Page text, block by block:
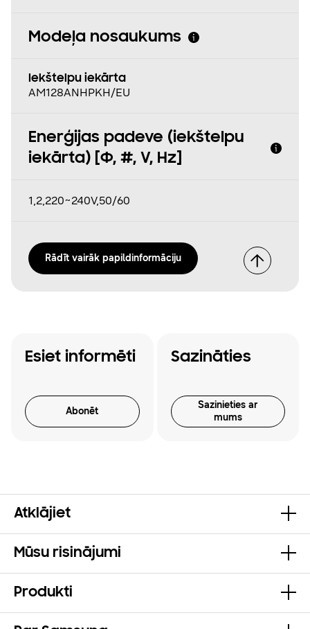
Modeļa nosaukums
Iekštelpu iekārta
AM128ANHPKH/EU
Enerģijas padeve (iekštelpu
iekārta) [Φ, #, V, Hz]
1,2,220~240V,50/60
Rādīt vairāk papildinformāciju
Esiet informēti
Abonēt
Sazināties
Sazinieties ar
mums
Atklājiet
Mūsu risinājumi
Produkti